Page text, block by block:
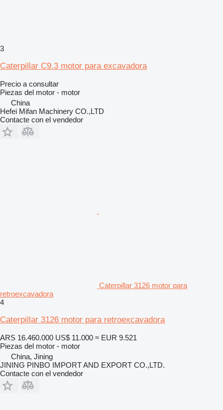
3
Caterpillar C9.3 motor para excavadora
Precio a consultar
Piezas del motor - motor
China
Hefei Mifan Machinery CO.,LTD
Contacte con el vendedor
Caterpillar 3126 motor para
retroexcavadora
4
Caterpillar 3126 motor para retroexcavadora
ARS 16.460.000 US$ 11.000 ≈ EUR 9.521
Piezas del motor - motor
China, Jining
JINING PINBO IMPORT AND EXPORT CO.,LTD.
Contacte con el vendedor